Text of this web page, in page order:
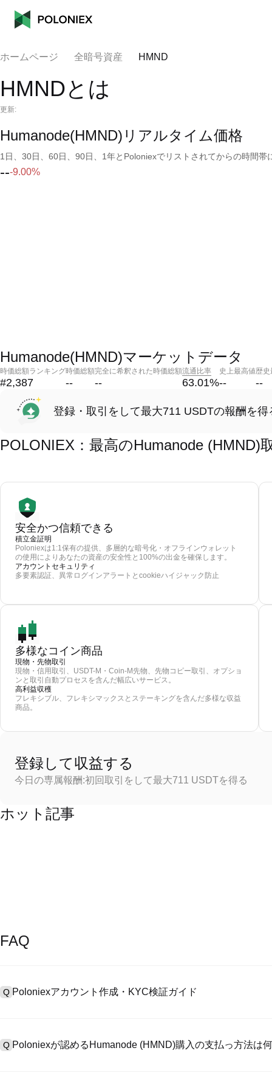
ホームページ 全暗号資産 HMND
HMNDとは
更新:
Humanode(HMND)リアルタイム価格
1日、30日、60日、90日、1年とPoloniexでリストされてからの時間
---9.00%
Humanode(HMND)マーケットデータ
時価総額ランキング
#2,387
時価総額
--
完全に希釈された時価総額
--
流通比率
63.01%
史上最高値
--
歴史
--
登録・取引をして最大711 USDTの報酬を得
POLONIEX：最高のHumanode (HMND)
安全かつ信頼できる
積立金証明
Poloniexは1:1保有の提供、多層的な暗号化・オフラインウォレット
の使用によりあなたの資産の安全性と100%の出金を確保します。
アカウントセキュリティ
多要素認証、異常ログインアラートとcookieハイジャック防止
多様なコイン商品
現物・先物取引
現物・信用取引、USDT-M・Coin-M先物、先物コピー取引、オプショ
ンと取引自動プロセスを含んだ幅広いサービス。
高利益収穫
フレキシブル、フレキシマックスとステーキングを含んだ多様な収益
商品。
登録して収益する
今日の専属報酬:初回取引をして最大711 USDTを得る
ホット記事
FAQ
Q Poloniexアカウント作成・KYC検証ガイド
>「安全性」へ有効ID証明をアップし、自撮りしてKYC検証を完成
Q Poloniexが認めるHumanode (HMND)購入の支払っ方法は